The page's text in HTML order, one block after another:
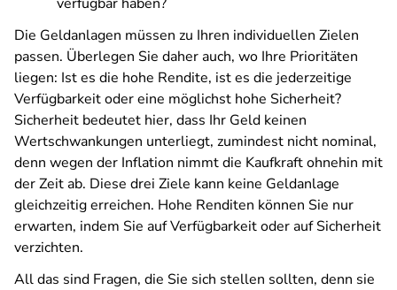
Die Geldanlagen müssen zu Ihren individuellen Zielen
passen. Überlegen Sie daher auch, wo Ihre Prioritäten
liegen: Ist es die hohe Rendite, ist es die jederzeitige
Verfügbarkeit oder eine möglichst hohe Sicherheit?
Sicherheit bedeutet hier, dass Ihr Geld keinen
Wertschwankungen unterliegt, zumindest nicht nominal,
denn wegen der Inflation nimmt die Kaufkraft ohnehin mit
der Zeit ab. Diese drei Ziele kann keine Geldanlage
gleichzeitig erreichen. Hohe Renditen können Sie nur
erwarten, indem Sie auf Verfügbarkeit oder auf Sicherheit
verzichten.
All das sind Fragen, die Sie sich stellen sollten, denn sie